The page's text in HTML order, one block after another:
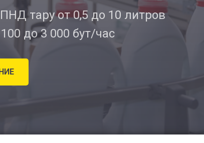
тару от 0,5 до 10 литров
до 3 000 бут/час